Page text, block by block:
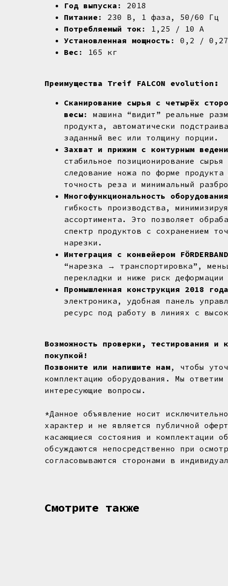
Год выпуска : 2018
Питание : 230 В, 1 фаза, 50/60 Гц
Потребляемый ток : 1,25 / 10 А
Установленная мощность : 0,2 / 0,27
Вес : 165 кг
Преимущества Treif FALCON evolution:
Сканирование сырья с четырёх
весы: машина “видит” реальные
продукта, автоматически
заданный вес или толщину порции.
Захват и прижим с контурным
стабильное позиционирование
следование ножа по форме продукта
точность реза и минимальный
Многофункциональность оборудования
гибкость производства,
ассортимента. Это позволяет
спектр продуктов с сохранением
нарезки.
Интеграция с конвейером FÖRDERBAND
“нарезка → транспортировка”,
перекладки и ниже риск деформации
Промышленная конструкция 2018 года
электроника, удобная панель
ресурс под работу в линиях с
Возможность проверки, тестирования и
покупкой!
Позвоните или напишите нам, чтобы
комплектацию оборудования. Мы ответим
интересующие вопросы.
*Данное объявление носит
характер и не является публичной
касающиеся состояния и комплектации
обсуждаются непосредственно при
согласовываются сторонами в
Смотрите также